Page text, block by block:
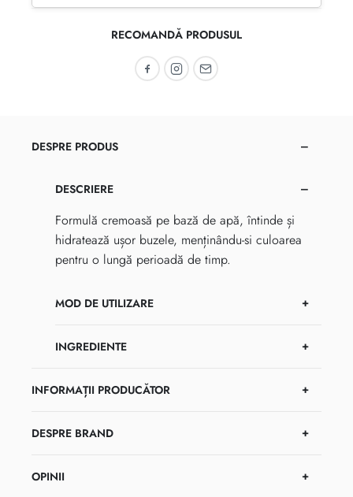
RECOMANDĂ PRODUSUL
Recomandă pe Facebook
Recomandă pe Instagram
Recomandă prin email
DESPRE PRODUS
DESCRIERE
Formulă cremoasă pe bază de apă, întinde și
hidratează ușor buzele, menținându-si culoarea
pentru o lungă perioadă de timp.
MOD DE UTILIZARE
INGREDIENTE
INFORMAȚII PRODUCĂTOR
DESPRE BRAND
OPINII